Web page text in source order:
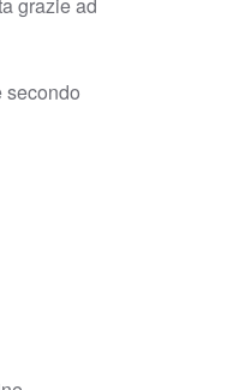
secondo